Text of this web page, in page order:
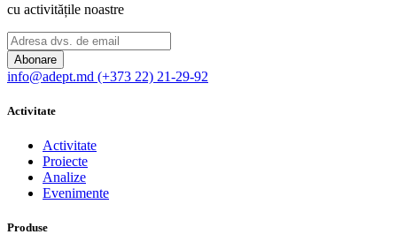
cu activitățile noastre
Abonare
info@adept.md (+373 22) 21-29-92
Activitate
Activitate
Proiecte
Analize
Evenimente
Produse